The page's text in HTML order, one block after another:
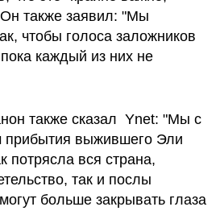
также заявил: "Мы
чтобы голоса заложников
каждый из них не
также сказал  Ynet: "Мы с
прибытия выжившего Эли
вся страна,
так и послы
больше закрывать глаза